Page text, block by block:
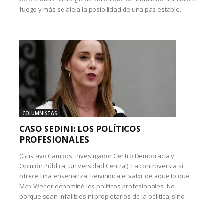
fuego y más se aleja la posibilidad de una paz estable.
COLUMNISTAS
CASO SEDINI: LOS POLÍTICOS
PROFESIONALES
(Gustavo Campos, investigador Centro Democracia y
Opinión Pública, Universidad Central): La controversia sí
ofrece una enseñanza. Reivindica el valor de aquello que
Max Weber denominó los políticos profesionales. No
porque sean infalibles ni propietarios de la política, sino